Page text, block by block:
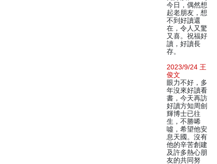
今日，偶然想
起老朋友，想
不到好讀還
在，令人又驚
又喜。祝福好
讀，好讀長
存。
2023/9/24 王
俊文
眼力不好，多
年沒來好讀看
書，今天再訪
好讀方知周劍
輝博士已往
生，不勝唏
噓，希望他安
息天國。沒有
他的辛苦創建
及許多熱心朋
友的共同努